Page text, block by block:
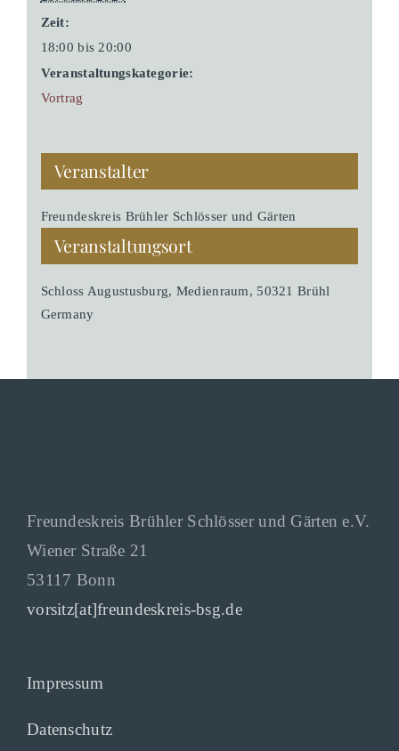
Zeit:
18:00 bis 20:00
Veranstaltungskategorie:
Vortrag
Veranstaltungsort
Schloss Augustusburg, Medienraum, 50321 Brühl
Germany
Veranstalter
Freundeskreis Brühler Schlösser und Gärten
Freundeskreis Brühler Schlösser und Gärten e.V.
Wiener Straße 21
53117 Bonn
vorsitz[at]freundeskreis-bsg.de
Impressum
Datenschutz